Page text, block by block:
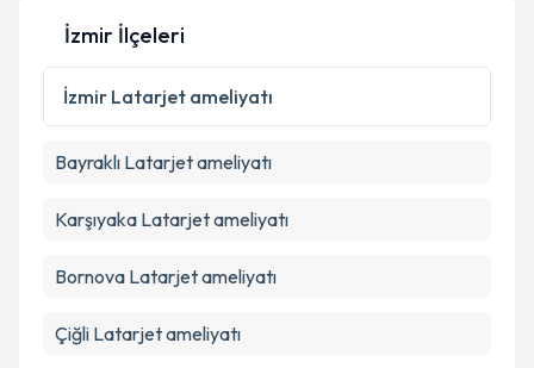
Kişisel verilerimin işlenmesine ilişkinAydınlatma
Metni
'ni okudum ve kişisel verilerimin belirtilen
kapsamda işlenmesini kabul ediyorum.
İzmir İlçeleri
İzmir Latarjet ameliyatı
Bayraklı Latarjet ameliyatı
Karşıyaka Latarjet ameliyatı
Bornova Latarjet ameliyatı
Çiğli Latarjet ameliyatı